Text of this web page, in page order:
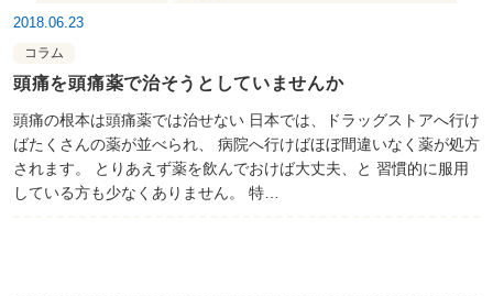
2018.06.23
コラム
頭痛を頭痛薬で治そうとしていませんか
頭痛の根本は頭痛薬では治せない 日本では、ドラッグストアへ行け
ばたくさんの薬が並べられ、 病院へ行けばほぼ間違いなく薬が処方
されます。 とりあえず薬を飲んでおけば大丈夫、と 習慣的に服用
している方も少なくありません。 特…